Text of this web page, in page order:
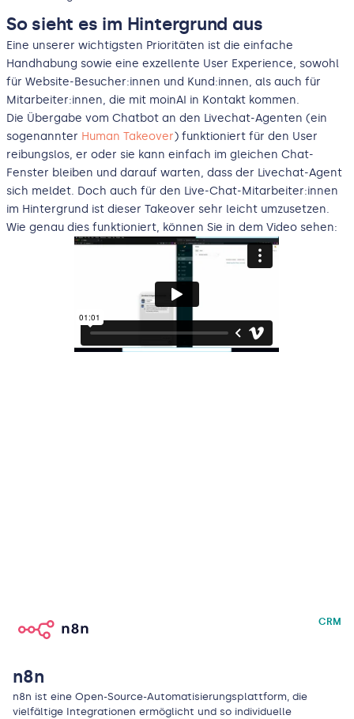
So sieht es im Hintergrund aus
Eine unserer wichtigsten Prioritäten ist die einfache
Handhabung sowie eine exzellente User Experience, sowohl
für Website-Besucher:innen und Kund:innen, als auch für
Mitarbeiter:innen, die mit moinAI in Kontakt kommen.
Die Übergabe vom Chatbot an den Livechat-Agenten (ein
sogenannter Human Takeover) funktioniert für den User
reibungslos, er oder sie kann einfach im gleichen Chat-
Fenster bleiben und darauf warten, dass der Livechat-Agent
sich meldet. Doch auch für den Live-Chat-Mitarbeiter:innen
im Hintergrund ist dieser Takeover sehr leicht umzusetzen.
Wie genau dies funktioniert, können Sie in dem Video sehen:
CRM
n8n
n8n ist eine Open-Source-Automatisierungsplattform, die
vielfältige Integrationen ermöglicht und so individuelle